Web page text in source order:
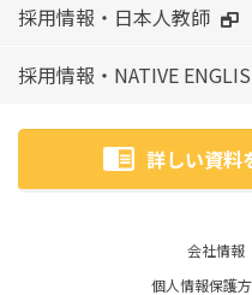
採用情報・日本人教師
採用情報・NATIVE
詳しい資料
会社情報
個人情報保護